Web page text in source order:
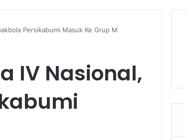
Persikabumi Masuk Ke Grup M
IV Nasional,